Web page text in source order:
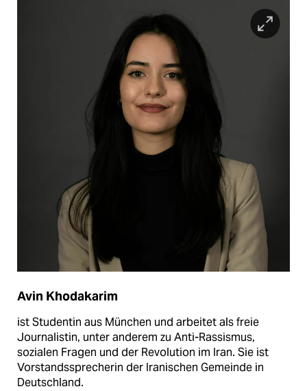
Avin Khodakarim
ist Studentin aus München und arbeitet als freie
Journalistin, unter anderem zu Anti-Rassismus,
sozialen Fragen und der Revolution im Iran. Sie ist
Vorstandssprecherin der Iranischen Gemeinde in
Deutschland.